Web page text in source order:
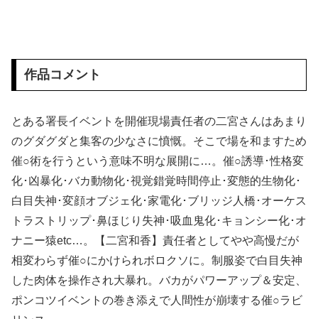
【驚愕】 55歳・大久保佳代子“現在の性欲”について衝撃告白「休みの日とかそうだね、だいたい…」
韓国のポルノ映画ですがガチでエ□いのでご覧下さいｗｗｗ
【悲報】 風俗嬢と旅行に行った結果ｗｗｗｗｗｗｗｗｗｗｗｗｗｗ
【正論】 ナイナイ岡村に世の夫たちが『大共感』してしまうｗｗｗｗｗｗｗｗ
【画像】 街中のOLさん、透けたTバックのパン線がどちゃシコすぎるｗｗｗ
盗撮魔「大学一の美女のトイレ盗撮してたらマ○コから精●出てきたんだが…」（動画あり）
SHEINのブラのレビューで画像有りのフィルタ使うと素人のお○ぱい見放題ｗｗｗｗｗｗｗ
作品コメント
とある署長イベントを開催現場責任者の二宮さんはあまり
のグダグダと集客の少なさに憤慨。そこで場を和ますため
催○術を行うという意味不明な展開に…。催○誘導･性格変
化･凶暴化･バカ動物化･視覚錯覚時間停止･変態的生物化･
白目失神･変顔オブジェ化･家電化･ブリッジ人橋･オーケス
トラストリップ･鼻ほじり失神･吸血鬼化･キョンシー化･オ
ナニー猿etc…。【二宮和香】責任者としてやや高慢だが
相変わらず催○にかけられボロクソに。制服姿で白目失神
した肉体を操作され大暴れ。バカがパワーアップ＆安定、
ポンコツイベントの巻き添えで人間性が崩壊する催○ラビ